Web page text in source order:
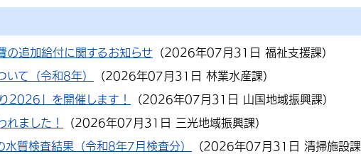
の追加給付に関するお知らせ （2026年07月31日 福祉支援課）
いて（令和8年） （2026年07月31日 林業水産課）
2026」を開催します！ （2026年07月31日 山国地域振興課）
れました！ （2026年07月31日 三光地域振興課）
水質検査結果（令和8年7月検査分） （2026年07月31日 清掃施設課